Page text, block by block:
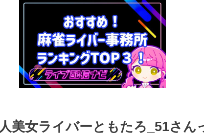
人美女ライバーともたろ_51さん